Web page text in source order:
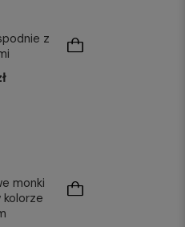
z
monki
kolorze